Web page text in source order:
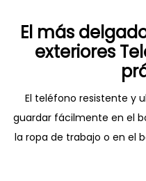
El más
exteriores
El teléfono resistente y
guardar fácilmente en el
la ropa de trabajo o en el